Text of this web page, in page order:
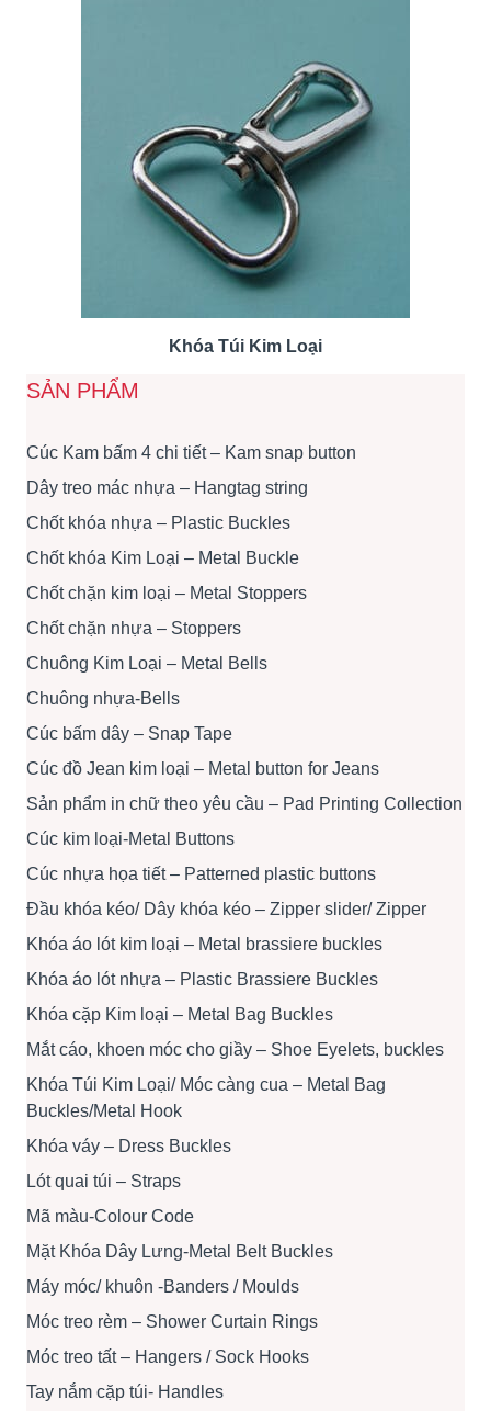
Khóa Túi Kim Loại
SẢN PHẨM
Cúc Kam bấm 4 chi tiết – Kam snap button
Dây treo mác nhựa – Hangtag string
Chốt khóa nhựa – Plastic Buckles
Chốt khóa Kim Loại – Metal Buckle
Chốt chặn kim loại – Metal Stoppers
Chốt chặn nhựa – Stoppers
Chuông Kim Loại – Metal Bells
Chuông nhựa-Bells
Cúc bấm dây – Snap Tape
Cúc đồ Jean kim loại – Metal button for Jeans
Sản phẩm in chữ theo yêu cầu – Pad Printing Collection
Cúc kim loại-Metal Buttons
Cúc nhựa họa tiết – Patterned plastic buttons
Đầu khóa kéo/ Dây khóa kéo – Zipper slider/ Zipper
Khóa áo lót kim loại – Metal brassiere buckles
Khóa áo lót nhựa – Plastic Brassiere Buckles
Khóa cặp Kim loại – Metal Bag Buckles
Mắt cáo, khoen móc cho giầy – Shoe Eyelets, buckles
Khóa Túi Kim Loại/ Móc càng cua – Metal Bag
Buckles/Metal Hook
Khóa váy – Dress Buckles
Lót quai túi – Straps
Mã màu-Colour Code
Mặt Khóa Dây Lưng-Metal Belt Buckles
Máy móc/ khuôn -Banders / Moulds
Móc treo rèm – Shower Curtain Rings
Móc treo tất – Hangers / Sock Hooks
Tay nắm cặp túi- Handles